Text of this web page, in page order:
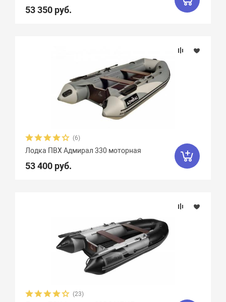
53 350 руб.
(6)
Лодка ПВХ Адмирал 330 моторная
53 400 руб.
(23)